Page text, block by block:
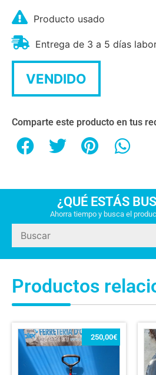
Producto usado
Entrega de 3 a 5 días
VENDIDO
Comparte este producto en tus
¿QUÉ ESTÁS
Ahorra tiempo y busca el
Productos
250,00€